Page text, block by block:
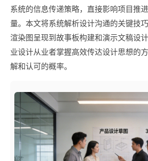
系统的信息传递策略，直接影响项目推
量。本文将系统解析设计沟通的关键技
渲染图呈现到故事板构建和演示文稿设
业设计从业者掌握高效传达设计思想的
解和认可的概率。